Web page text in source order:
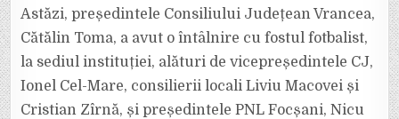
AVUT
O
ÎNTÂLNIRE
CU
PREȘEDINTELE
CJ
VRANCEA,
CĂTĂLIN
TOMA.
Astăzi, președintele Consiliului Județean Vrancea,
Cătălin Toma, a avut o întâlnire cu fostul fotbalist,
la sediul instituției, alături de vicepreședintele CJ,
Ionel Cel-Mare, consilierii locali Liviu Macovei și
Cristian Zîrnă, și președintele PNL Focșani, Nicu